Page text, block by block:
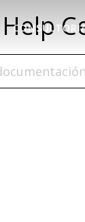
Help